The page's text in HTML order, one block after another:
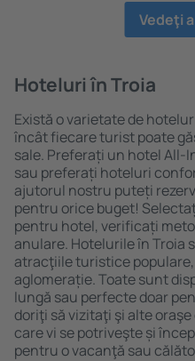
Vedeţi
Hoteluri în Troia
Există o varietate de
încât fiecare turist poate
sale. Preferați un hotel All-
sau preferați hoteluri
ajutorul nostru puteți
pentru orice buget!
pentru hotel, verificați
anulare. Hotelurile în Troia
atracţiile turistice
aglomerație. Toate sunt
lungă sau perfecte doar
doriţi să vizitaţi şi alte
care vi se potriveşte și
pentru o vacanţă sau